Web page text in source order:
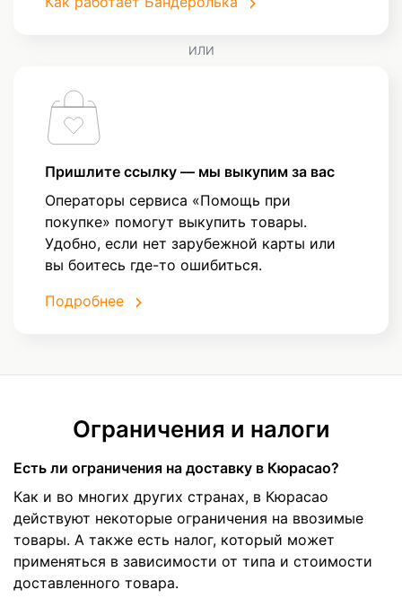
ИЛИ
Пришлите ссылку — мы выкупим за вас
Операторы сервиса «Помощь при
покупке» помогут выкупить товары.
Удобно, если нет зарубежной карты или
вы боитесь где-то ошибиться.
Подробнее
Ограничения и налоги
Есть ли ограничения на доставку в Кюрасао?
Как и во многих других странах, в Кюрасао
действуют некоторые ограничения на ввозимые
товары. А также есть налог, который может
применяться в зависимости от типа и стоимости
доставленного товара.